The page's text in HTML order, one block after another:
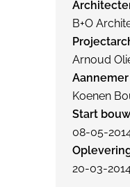
B+O
Arnoud
Aannemer
Koenen
Start bouw
08-05-
20-03-